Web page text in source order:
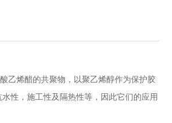
乙烯醋的共聚物，以聚乙烯醇作为保护胶
性，施工性及隔热性等，因此它们的应用